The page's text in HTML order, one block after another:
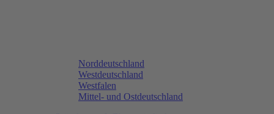
Norddeutschland
Westdeutschland
Westfalen
Mittel- und Ostdeutschland